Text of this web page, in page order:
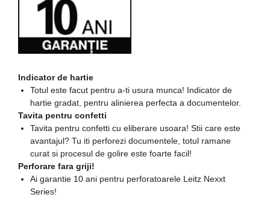
Incarcatoare cu fir si auto
Ceasuri smart - Smartwatch
Baterii externe - Powerbanks
Cartuse, tonere, consumabile
PC
Standuri PC si suporturi
ergonomice
Suporturi si huse telefoane &
tablete
Periferice PC si accesorii
Indicator de hartie
Totul este facut pentru a-ti usura munca! Indicator de
hartie gradat, pentru alinierea perfecta a documentelor.
Tavita pentru confetti
Tavita pentru confetti cu eliberare usoara! Stii care este
avantajul? Tu iti perforezi documentele, totul ramane
curat si procesul de golire este foarte facil!
Perforare fara griji!
Ai garantie 10 ani pentru perforatoarele Leitz Nexxt
Series!